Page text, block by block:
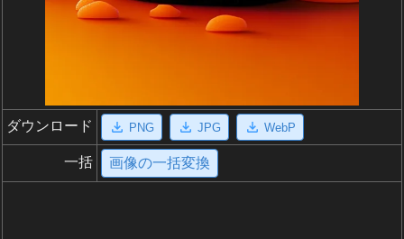
ダウンロード PNG JPG WebP
一括 画像の一括変換